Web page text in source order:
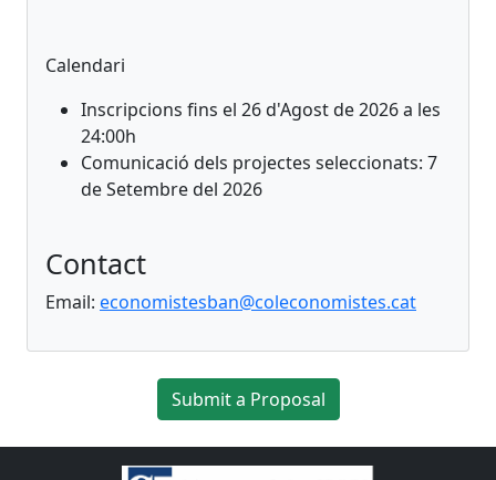
Calendari
Inscripcions fins el 26 d'Agost de 2026 a les
24:00h
Comunicació dels projectes seleccionats: 7
de Setembre del 2026
Contact
Email: economistesban@coleconomistes.cat
Submit a Proposal